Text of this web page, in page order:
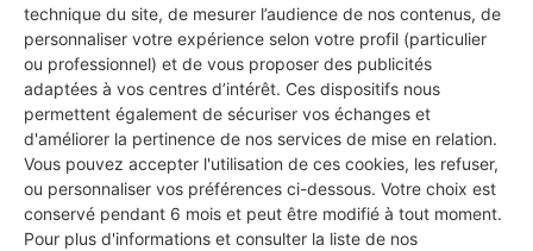
technique du site, de mesurer l’audience de nos contenus, de
personnaliser votre expérience selon votre profil (particulier
ou professionnel) et de vous proposer des publicités
adaptées à vos centres d’intérêt. Ces dispositifs nous
permettent également de sécuriser vos échanges et
d'améliorer la pertinence de nos services de mise en relation.
Vous pouvez accepter l'utilisation de ces cookies, les refuser,
ou personnaliser vos préférences ci-dessous. Votre choix est
conservé pendant 6 mois et peut être modifié à tout moment.
Pour plus d'informations et consulter la liste de nos
EFE CONSTRUCTION
Nevers
6 ans d'expérience
Voir sa fiche